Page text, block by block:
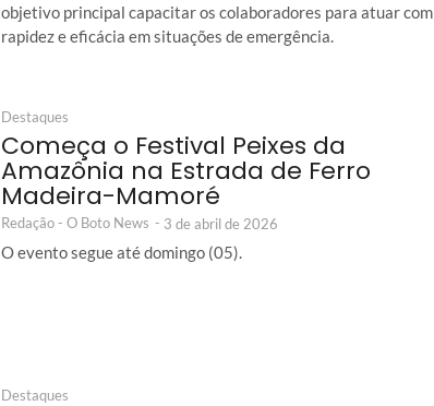
objetivo principal capacitar os colaboradores para atuar com
rapidez e eficácia em situações de emergência.
Destaques
Começa o Festival Peixes da
Amazônia na Estrada de Ferro
Madeira-Mamoré
Redação - O Boto News - 3 de abril de 2026
O evento segue até domingo (05).
Destaques